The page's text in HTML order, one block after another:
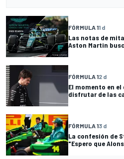
FÓRMULA 11 d
Las notas de
Aston Martin
FÓRMULA 12 d
El momento en
disfrutar de las
FÓRMULA 13 d
La confesión de
"Espero que